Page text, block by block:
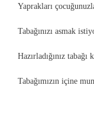
Yaprakları
Tabağınızı asmak
Hazırladığınız
Tabağımızın içine